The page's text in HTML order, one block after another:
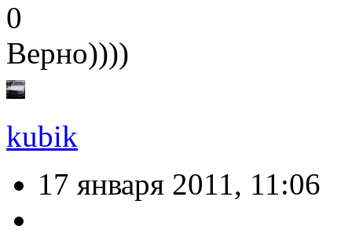
0
Верно))))
kubik
17 января 2011, 11:06